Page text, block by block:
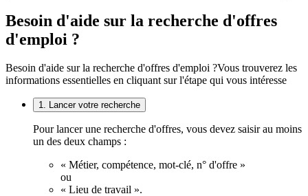
Besoin d'aide sur la recherche d'offres
d'emploi ?
Besoin d'aide sur la recherche d'offres d'emploi ?Vous trouverez les
informations essentielles en cliquant sur l'étape qui vous intéresse
1. Lancer votre recherche
Pour lancer une recherche d'offres, vous devez saisir au moins
un des deux champs :
« Métier, compétence, mot-clé, n° d'offre »
ou
« Lieu de travail ».